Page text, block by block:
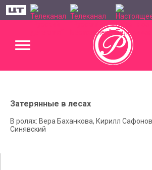
Затерянные в лесах
В ролях: Вера Баханкова, Кирилл
Синявский